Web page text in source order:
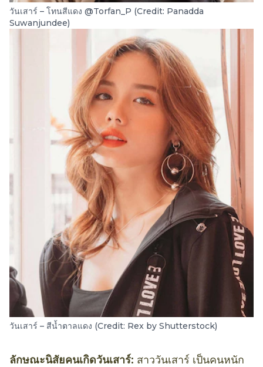
วันเสาร์ – โทนสีแดง @Torfan_P (Credit: Panadda
Suwanjundee)
วันเสาร์ – สีน้ำตาลแดง (Credit: Rex by Shutterstock)
ลักษณะนิสัยคนเกิดวันเสาร์: สาววันเสาร์ เป็นคนหนัก